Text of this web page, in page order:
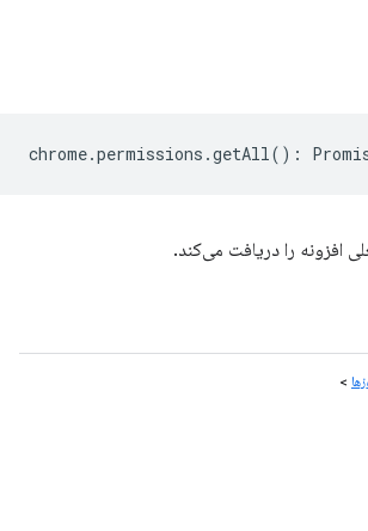
chrome.permissions .getAll () :
افزونه را دریافت می‌کند.
>